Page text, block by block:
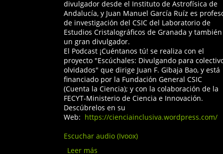
divulgador desde el Instituto de Astrofísica de
Andalucía, y Juan Manuel García Ruíz es
de investigación del CSIC del Laboratorio de
Estudios Cristalográficos de Granada y también
un gran divulgador.
El Podcast ¡Cuéntanos tú! se realiza con el
proyecto "Escúchales: Divulgando para
olvidados" que dirige Juan F. Gibaja Bao, y está
financiado por la Fundación General CSIC
(Cuenta la Ciencia); y con la colaboración de la
FECYT-Ministerio de Ciencia e Innovación.
Descúbrelos en su
Web: https://cienciainclusiva.wordpress.com/
Escuchar audio (Ivoox)
Leer más